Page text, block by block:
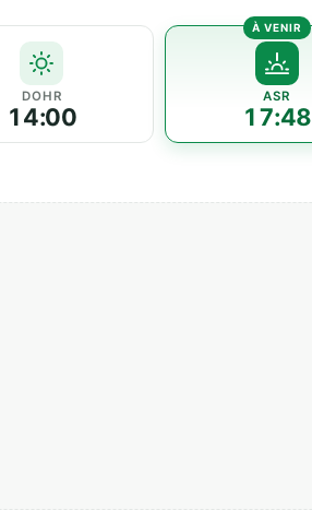
DOHR
14:00
ASR
17:48